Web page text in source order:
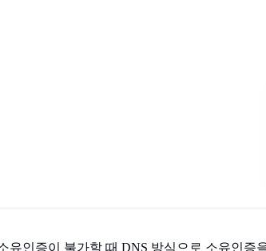
유인증이 불가할 때 DNS 방식으로 소유인증